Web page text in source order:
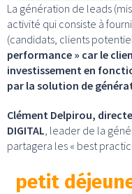
La génération de leads
activité qui consiste à
(candidats, clients
performance » car le
investissement en
par la solution de
Clément Delpirou,
DIGITAL , leader de la
partagera les « best
petit